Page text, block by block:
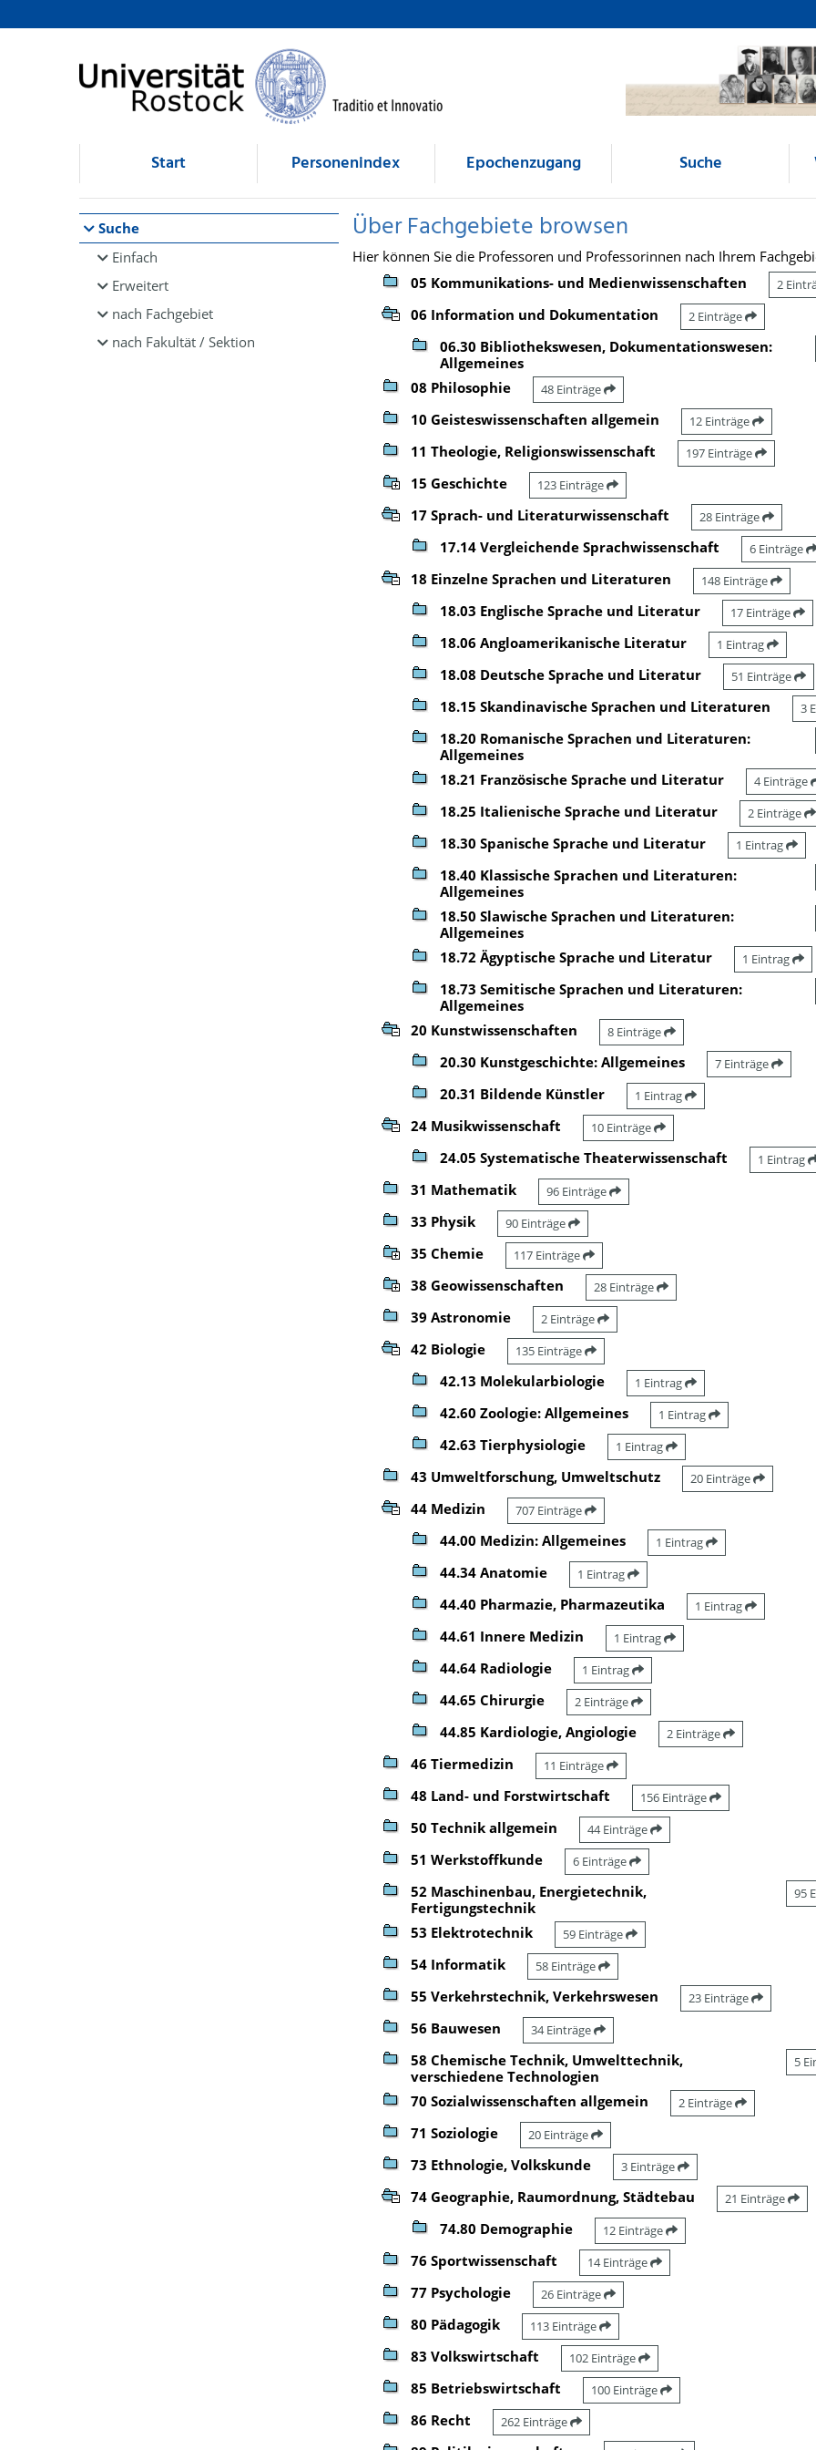
Browsen
direkt zum Inhalt
Start Personenindex Epochenzugang Suche
Suche
Einfach
Erweitert
nach Fachgebiet
nach Fakultät / Sektion
Über Fachgebiete browsen
Hier können Sie die Professoren und Professorinnen nach Ihrem
05 Kommunikations- und Medienwissenschaften
2
06 Information und Dokumentation 2 Einträge
06.30 Bibliothekswesen, Dokumentationswesen:
Allgemeines
08 Philosophie 48 Einträge
10 Geisteswissenschaften allgemein 12 Einträge
11 Theologie, Religionswissenschaft 197 Einträge
15 Geschichte 123 Einträge
17 Sprach- und Literaturwissenschaft 28 Einträge
17.14 Vergleichende Sprachwissenschaft 6 Einträge
18 Einzelne Sprachen und Literaturen 148 Einträge
18.03 Englische Sprache und Literatur 17 Einträge
18.06 Angloamerikanische Literatur 1 Eintrag
18.08 Deutsche Sprache und Literatur 51 Einträge
18.15 Skandinavische Sprachen und Literaturen 3
18.20 Romanische Sprachen und Literaturen:
Allgemeines
18.21 Französische Sprache und Literatur 4 Einträge
18.25 Italienische Sprache und Literatur 2 Einträge
18.30 Spanische Sprache und Literatur 1 Eintrag
18.40 Klassische Sprachen und Literaturen:
Allgemeines
18.50 Slawische Sprachen und Literaturen:
Allgemeines
18.72 Ägyptische Sprache und Literatur 1 Eintrag
18.73 Semitische Sprachen und Literaturen:
Allgemeines
20 Kunstwissenschaften 8 Einträge
20.30 Kunstgeschichte: Allgemeines 7 Einträge
20.31 Bildende Künstler 1 Eintrag
24 Musikwissenschaft 10 Einträge
24.05 Systematische Theaterwissenschaft 1 Eintrag
31 Mathematik 96 Einträge
33 Physik 90 Einträge
35 Chemie 117 Einträge
38 Geowissenschaften 28 Einträge
39 Astronomie 2 Einträge
42 Biologie 135 Einträge
42.13 Molekularbiologie 1 Eintrag
42.60 Zoologie: Allgemeines 1 Eintrag
42.63 Tierphysiologie 1 Eintrag
43 Umweltforschung, Umweltschutz 20 Einträge
44 Medizin 707 Einträge
44.00 Medizin: Allgemeines 1 Eintrag
44.34 Anatomie 1 Eintrag
44.40 Pharmazie, Pharmazeutika 1 Eintrag
44.61 Innere Medizin 1 Eintrag
44.64 Radiologie 1 Eintrag
44.65 Chirurgie 2 Einträge
44.85 Kardiologie, Angiologie 2 Einträge
46 Tiermedizin 11 Einträge
48 Land- und Forstwirtschaft 156 Einträge
50 Technik allgemein 44 Einträge
51 Werkstoffkunde 6 Einträge
52 Maschinenbau, Energietechnik,
Fertigungstechnik
95
53 Elektrotechnik 59 Einträge
54 Informatik 58 Einträge
55 Verkehrstechnik, Verkehrswesen 23 Einträge
56 Bauwesen 34 Einträge
58 Chemische Technik, Umwelttechnik,
verschiedene Technologien
5
70 Sozialwissenschaften allgemein 2 Einträge
71 Soziologie 20 Einträge
73 Ethnologie, Volkskunde 3 Einträge
74 Geographie, Raumordnung, Städtebau 21 Einträge
74.80 Demographie 12 Einträge
76 Sportwissenschaft 14 Einträge
77 Psychologie 26 Einträge
80 Pädagogik 113 Einträge
83 Volkswirtschaft 102 Einträge
85 Betriebswirtschaft 100 Einträge
86 Recht 262 Einträge